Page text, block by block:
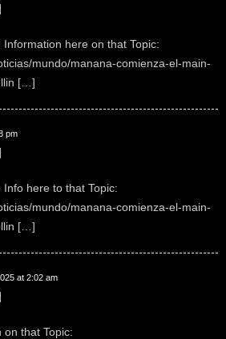
here on that Topic:
mundo/manana-comienza-el-main-
[…]
pm
here to that Topic:
mundo/manana-comienza-el-main-
[…]
at 2:02 am
that Topic: